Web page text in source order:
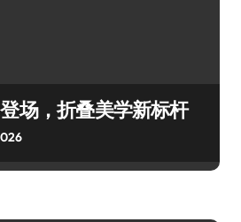
场，折叠美学新标杆